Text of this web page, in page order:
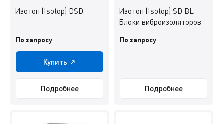
Изотоп (Isotop) DSD
По запросу
Купить
Подробнее
Изотоп (Isotop) SD BL
Блоки виброизоляторов
По запросу
Подробнее